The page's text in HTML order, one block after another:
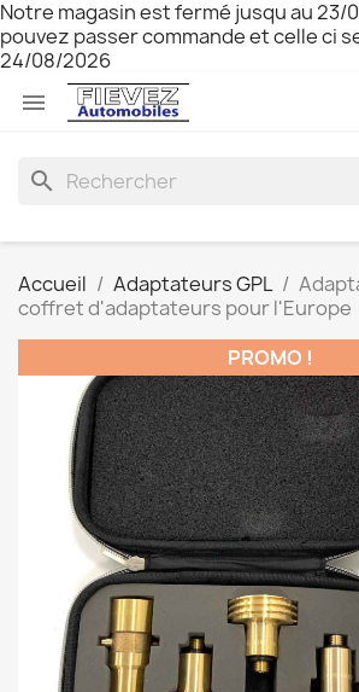
Notre magasin est fermé jusqu au 23/
pouvez passer commande et celle ci
24/08/2026

search
Accueil Adaptateurs GPL
coffret d'adaptateurs pour l'Europe
PROMO !